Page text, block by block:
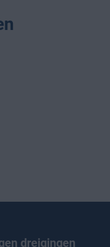
dreigingen